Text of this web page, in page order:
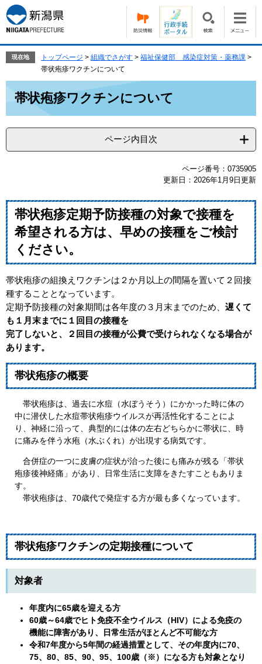
ー
ジ
の
で
す。
ニ
ュ
ー
ば
本
文
現在地 トップページ > 組織でさがす > 福祉保健部 感染症対策・薬務課 >
帯状疱疹ワクチンについて
帯状疱疹ワクチンについて
ページ内目次
ページ番号：0735905
更新日：2026年1月9日更新
帯状疱疹定期予防接種の対象で接種を
希望される方は、早めの接種をご検討
ください。
帯状疱疹の組換えワクチンは２か月以上の間隔を置いて２回接
種することとなっています。
定期予防接種の対象期間は各年度の３月末までのため、 遅くて
も１月末までに １回目の接種を
完了しないと、２回目の接種が公費で受けられなくなる場合が
あります。
帯状疱疹の概要
帯状疱疹は、過去に水痘（水ぼうそう）にかかった時に体の
中に潜伏した水痘帯状疱疹ウイルスが再活性化することによ
り、神経に沿って、典型的には体の左右どちらかに帯状に、時
に痛みを伴う水疱（水ぶくれ）が出現する病気です。
合併症の一つに皮膚の症状が治った後にも痛みが残る「帯状
疱疹後神経痛」があり、日常生活に支障をきたすこともありま
す。
帯状疱疹は、70歳代で発症する方が最も多くなっています。​
帯状疱疹ワクチンの定期接種について
対象者
年度内に65歳を迎える方
60歳～64歳でヒト免疫不全ウイルス（HIV）による免疫の
機能に障害があり、日常生活がほとんど不可能な方
令和7年度から5年間の経過措置として、その年度内に70、
75、80、85、90、95、100歳（※） になる方も対象となり